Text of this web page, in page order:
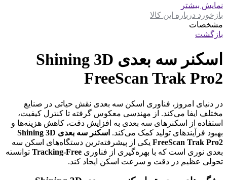
نمایش بیشتر
بازخورد درباره این کالا
مشخصات
بازگشت
اسکنر سه بعدی Shining 3D
FreeScan Trak Pro2
در دنیای امروز، فناوری اسکن سه بعدی نقش حیاتی در صنایع
مختلف ایفا می‌کند. از مهندسی معکوس گرفته تا کنترل کیفیت،
استفاده از اسکنرهای سه بعدی به افزایش دقت، کاهش هزینه‌ها و
بهبود فرآیندهای تولید کمک می‌کند.
اسکنر سه بعدی Shining 3D
FreeScan Trak Pro2 یکی از پیشرفته‌ترین دستگاه‌های اسکن سه
بعدی نوری است که با بهره‌گیری از فناوری Tracking-Free توانسته
تحولی عظیم در دقت و سرعت اسکن ایجاد کند.